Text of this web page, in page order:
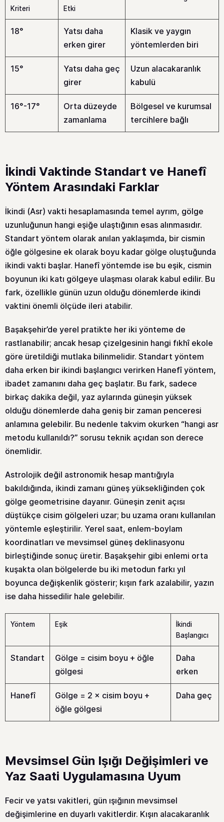
Kriteri
Etki
18°
Yatsı daha
erken girer
Klasik ve yaygın
yöntemlerden biri
15°
Yatsı daha geç
girer
Uzun alacakaranlık
kabulü
16°-17°
Orta düzeyde
zamanlama
Bölgesel ve kurumsal
tercihlere bağlı
İkindi Vaktinde Standart ve Hanefî
Yöntem Arasındaki Farklar
İkindi (Asr) vakti hesaplamasında temel ayrım, gölge
uzunluğunun hangi eşiğe ulaştığının esas alınmasıdır.
Standart yöntem olarak anılan yaklaşımda, bir cismin
öğle gölgesine ek olarak boyu kadar gölge oluştuğunda
ikindi vakti başlar. Hanefî yöntemde ise bu eşik, cismin
boyunun iki katı gölgeye ulaşması olarak kabul edilir. Bu
fark, özellikle günün uzun olduğu dönemlerde ikindi
vaktini önemli ölçüde ileri atabilir.
Başakşehir’de yerel pratikte her iki yönteme de
rastlanabilir; ancak hesap çizelgesinin hangi fıkhî ekole
göre üretildiği mutlaka bilinmelidir. Standart yöntem
daha erken bir ikindi başlangıcı verirken Hanefî yöntem,
ibadet zamanını daha geç başlatır. Bu fark, sadece
birkaç dakika değil, yaz aylarında güneşin yüksek
olduğu dönemlerde daha geniş bir zaman penceresi
anlamına gelebilir. Bu nedenle takvim okurken “hangi asr
metodu kullanıldı?” sorusu teknik açıdan son derece
önemlidir.
Astrolojik değil astronomik hesap mantığıyla
bakıldığında, ikindi zamanı güneş yüksekliğinden çok
gölge geometrisine dayanır. Güneşin zenit açısı
düştükçe cisim gölgeleri uzar; bu uzama oranı kullanılan
yöntemle eşleştirilir. Yerel saat, enlem-boylam
koordinatları ve mevsimsel güneş deklinasyonu
birleştiğinde sonuç üretir. Başakşehir gibi enlemi orta
kuşakta olan bölgelerde bu iki metodun farkı yıl
boyunca değişkenlik gösterir; kışın fark azalabilir, yazın
ise daha hissedilir hale gelebilir.
Yöntem Eşik
İkindi
Başlangıcı
Standart
Gölge = cisim boyu + öğle
gölgesi
Daha
erken
Hanefî
Gölge = 2 × cisim boyu +
öğle gölgesi
Daha geç
Mevsimsel Gün Işığı Değişimleri ve
Yaz Saati Uygulamasına Uyum
Fecir ve yatsı vakitleri, gün ışığının mevsimsel
değişimlerine en duyarlı vakitlerdir. Kışın alacakaranlık